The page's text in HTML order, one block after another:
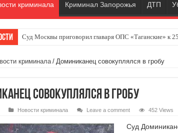
криминала Криминал Запорожья ДТП
Суд Москвы приговорил главаря ОПС «Таганские» к
криминала / Доминиканец совокуплялся в гробу
совокуплялся в гробу
Новости криминала Leave a comment 452 Views
Суд